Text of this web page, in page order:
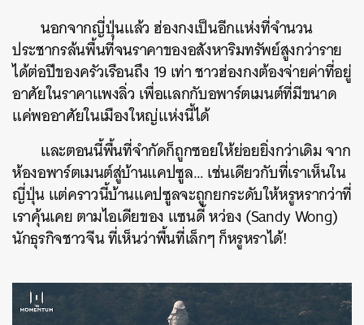
นอกจากญี่ปุ่นแล้ว ฮ่องกงเป็นอีกแห่งที่จำนวน
ประชากรล้นพื้นที่จนราคาของอสังหาริมทรัพย์สูงกว่าราย
ได้ต่อปีของครัวเรือนถึง 19 เท่า ชาวฮ่องกงต้องจ่ายค่าที่อยู่
อาศัยในราคาแพงลิ่ว เพื่อแลกกับอพาร์ตเมนต์ที่มีขนาด
แค่พออาศัยในเมืองใหญ่แห่งนี้ได้
และตอนนี้พื้นที่จำกัดก็ถูกซอยให้ย่อยยิ่งกว่าเดิม จาก
ห้องอพาร์ตเมนต์สู่บ้านแคปซูล… เช่นเดียวกับที่เราเห็นใน
ญี่ปุ่น แต่คราวนี้บ้านแคปซูลจะถูกยกระดับให้หรูหรากว่าที่
เราคุ้นเคย ตามไอเดียของ แซนดี้ หว่อง (Sandy Wong)
นักธุรกิจชาวจีน ที่เห็นว่าพื้นที่เล็กๆ ก็หรูหราได้!